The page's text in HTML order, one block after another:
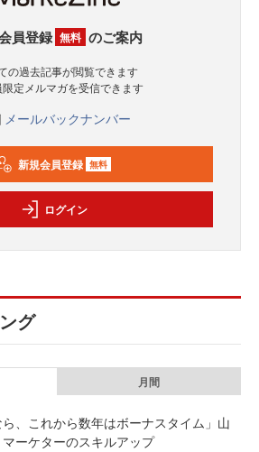
員登録 無料 のご案内
の過去記事が閲覧できます
限定メルマガを受信できます
メールバックナンバー
新規会員登録 無料
ログイン
グ
月間
ら、これから数年はボーナスタイム」山
ーケターのスキルアップ